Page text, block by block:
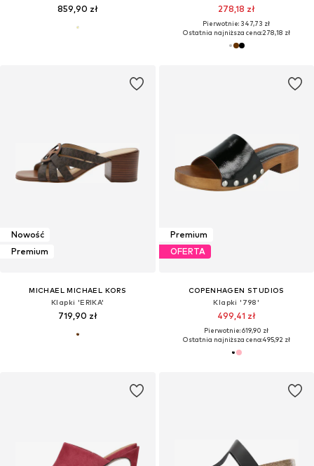
859,90 zł 278,18 zł
Pierwotnie: 347,73 zł
Ostatnia najniższa cena:278,18 zł
Nowość
Premium
MICHAEL MICHAEL KORS
Klapki 'ERIKA'
719,90 zł
Premium
OFERTA
COPENHAGEN STUDIOS
Klapki '798'
499,41 zł
Pierwotnie: 619,90 zł
Ostatnia najniższa cena:495,92 zł